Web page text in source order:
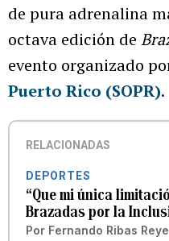
de pura adrenalina
octava edición de
evento organizado
Puerto Rico (SOPR).
RELACIONADAS
DEPORTES
“Que mi única
Brazadas por la
Por Fernando Ribas